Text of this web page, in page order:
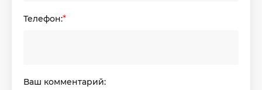
Телефон:*
Ваш комментарий: